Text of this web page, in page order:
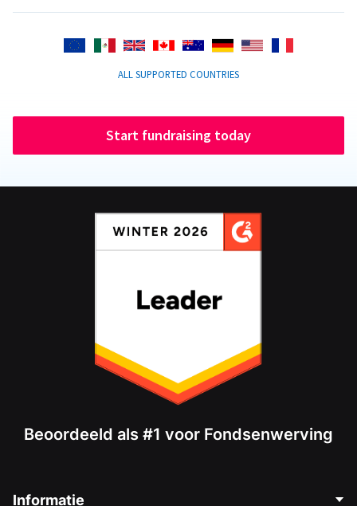
ALL SUPPORTED COUNTRIES
Start fundraising today
Beoordeeld als #1 voor Fondsenwerving
Informatie